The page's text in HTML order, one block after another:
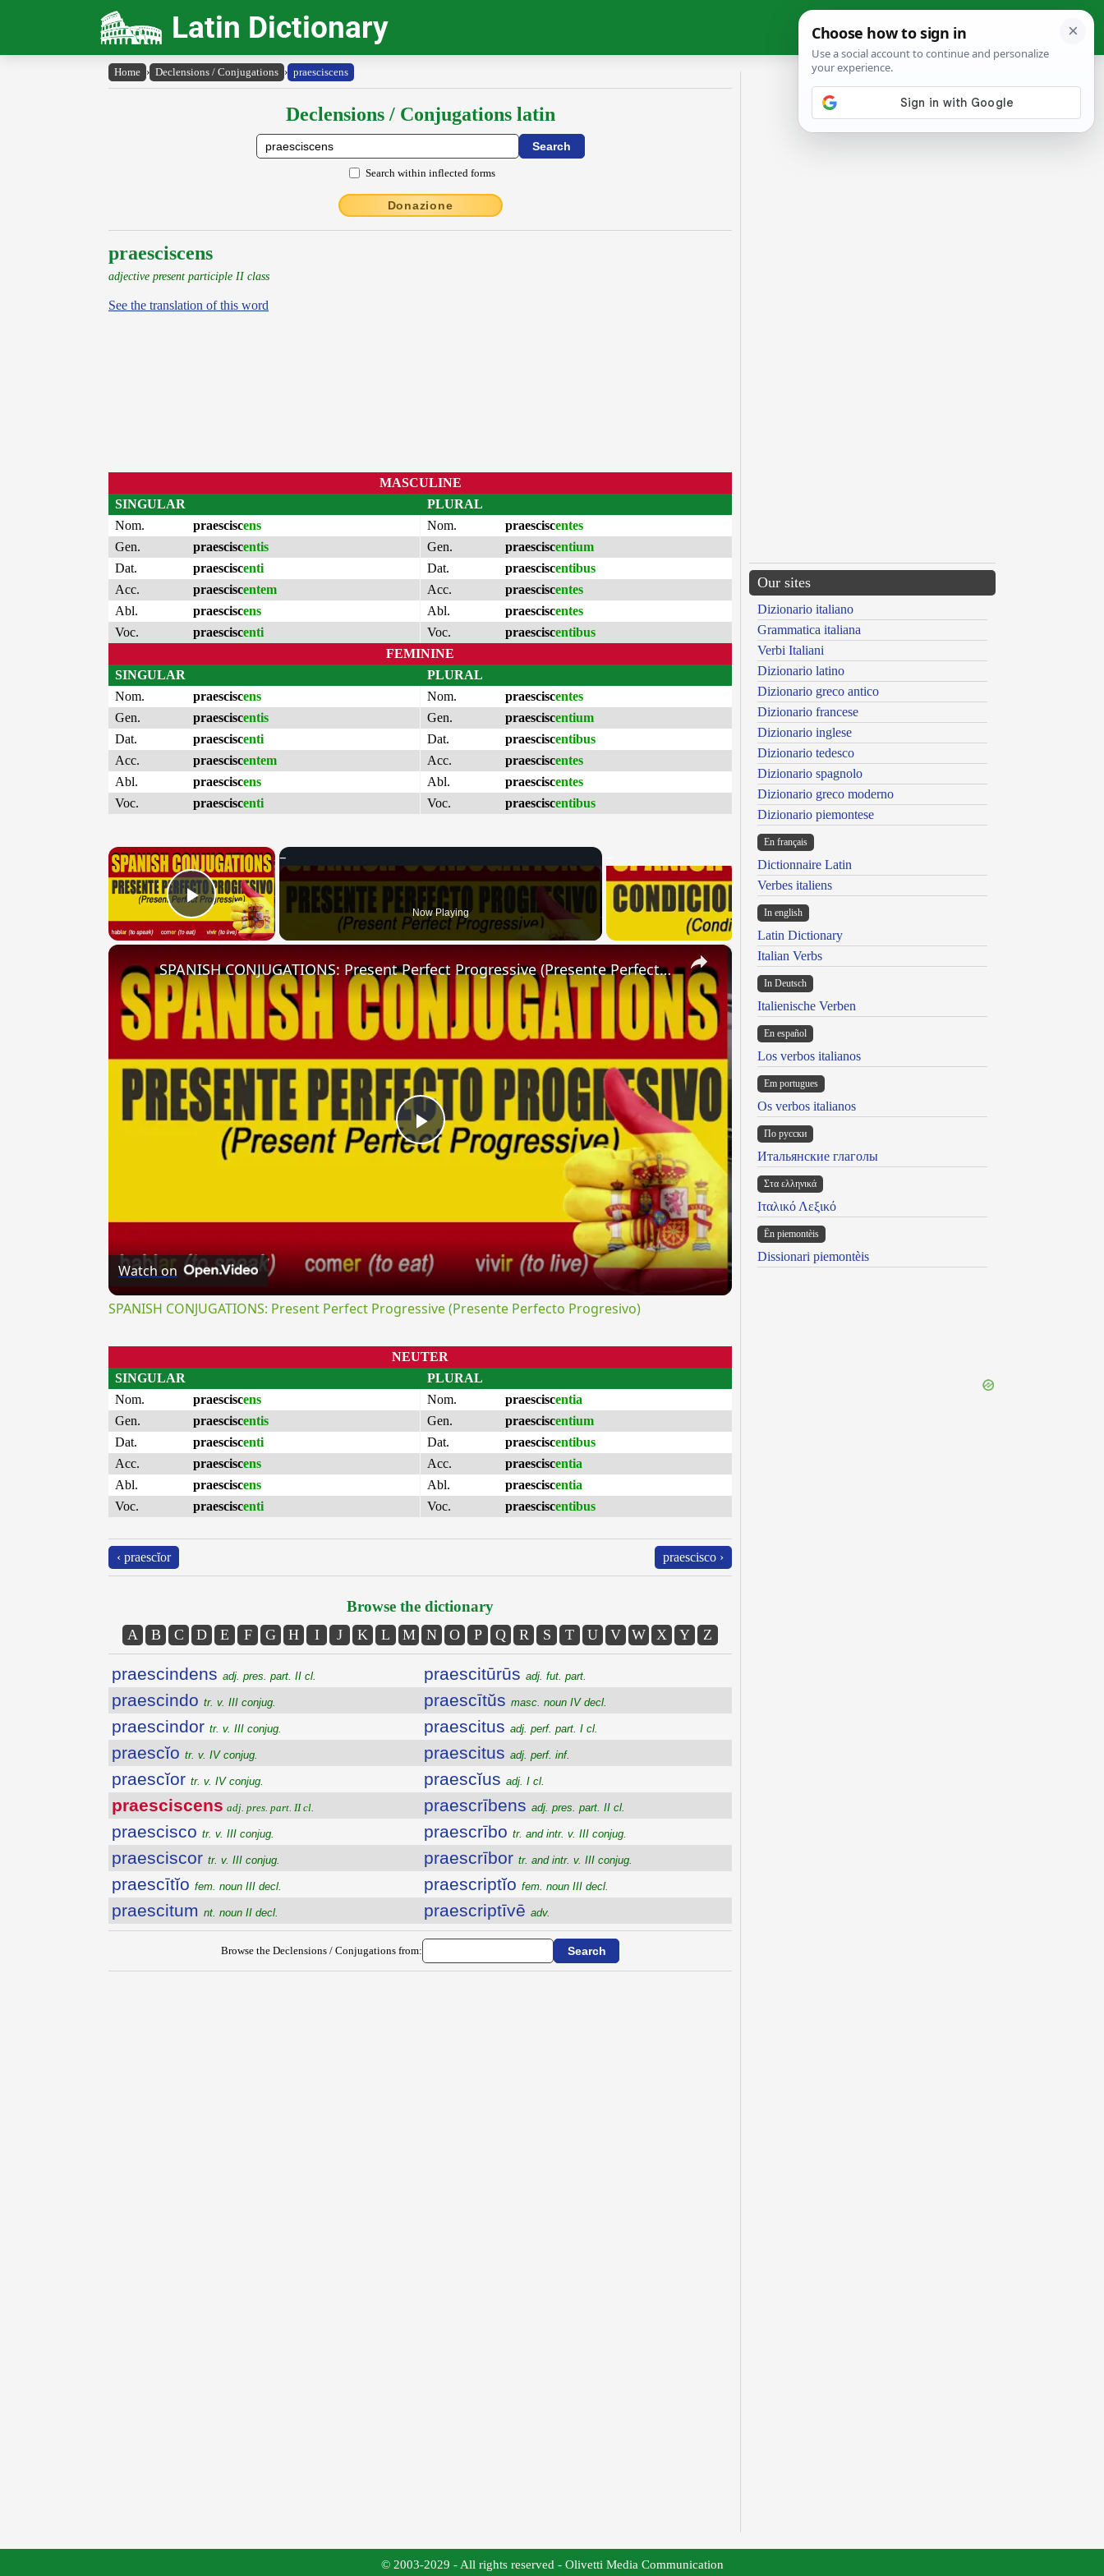
Latin Dictionary
Home › Declensions / Conjugations › praesciscens
Declensions / Conjugations latin
Search within inflected forms
Donazione
praesciscens
adjective present participle II class
See the translation of this word
MASCULINE
SINGULAR
Nom.
praesciscens
Gen.
praesciscentis
Dat.
praesciscenti
Acc.
praesciscentem
Abl.
praesciscens
Voc.
praesciscenti
PLURAL
Nom.
praesciscentes
Gen.
praesciscentium
Dat.
praesciscentibus
Acc.
praesciscentes
Abl.
praesciscentes
Voc.
praesciscentibus
FEMININE
SINGULAR
Nom.
praesciscens
Gen.
praesciscentis
Dat.
praesciscenti
Acc.
praesciscentem
Abl.
praesciscens
Voc.
praesciscenti
PLURAL
Nom.
praesciscentes
Gen.
praesciscentium
Dat.
praesciscentibus
Acc.
praesciscentes
Abl.
praesciscentes
Voc.
praesciscentibus
×
Play Video Now Playing
×
Play
SPANISH CONJUGATIONS: Present Perfect Progressive (Presente Perfecto Progresivo)
Watch on
SPANISH CONJUGATIONS: Present Perfect Progressive (Presente Perfecto Progresivo)
NEUTER
SINGULAR
Nom.
praesciscens
Gen.
praesciscentis
Dat.
praesciscenti
Acc.
praesciscens
Abl.
praesciscens
Voc.
praesciscenti
PLURAL
Nom.
praesciscentia
Gen.
praesciscentium
Dat.
praesciscentibus
Acc.
praesciscentia
Abl.
praesciscentia
Voc.
praesciscentibus
‹ praescĭor praescisco ›
Browse the dictionary
A B C D E F G H I J K L M N O P Q R S T U V W X Y Z
praescindens adj. pres. part. II cl.
praescindo tr. v. III conjug.
praescindor tr. v. III conjug.
praescĭo tr. v. IV conjug.
praescĭor tr. v. IV conjug.
praesciscens adj. pres. part. II cl.
praescisco tr. v. III conjug.
praesciscor tr. v. III conjug.
praescītĭo fem. noun III decl.
praescitum nt. noun II decl.
praescitūrūs adj. fut. part.
praescītŭs masc. noun IV decl.
praescitus adj. perf. part. I cl.
praescitus adj. perf. inf.
praescĭus adj. I cl.
praescrībens adj. pres. part. II cl.
praescrībo tr. and intr. v. III conjug.
praescrībor tr. and intr. v. III conjug.
praescriptĭo fem. noun III decl.
praescriptīvē adv.
Browse the Declensions / Conjugations from:
Our sites
Dizionario italiano
Grammatica italiana
Verbi Italiani
Dizionario latino
Dizionario greco antico
Dizionario francese
Dizionario inglese
Dizionario tedesco
Dizionario spagnolo
Dizionario greco moderno
Dizionario piemontese
En français
Dictionnaire Latin
Verbes italiens
In english
Latin Dictionary
Italian Verbs
In Deutsch
Italienische Verben
En español
Los verbos italianos
Em portugues
Os verbos italianos
По русски
Итальянские глаголы
Στα ελληνικά
Ιταλικό Λεξικό
Ën piemontèis
Dissionari piemontèis
© 2003-2029 - All rights reserved - Olivetti Media Communication